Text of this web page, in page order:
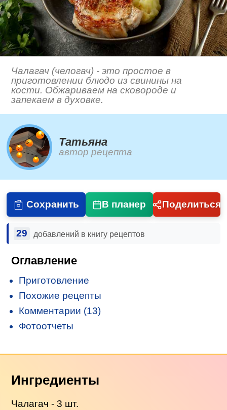
Чалагач (челогач) - это простое в
приготовлении блюдо из свинины на
кости. Обжариваем на сковороде и
запекаем в духовке.
Татьяна
автор рецепта
Сохранить В планер Поделиться
29 добавлений в книгу рецептов
Оглавление
Приготовление
Похожие рецепты
Комментарии (13)
Фотоотчеты
Ингредиенты
Чалагач - 3 шт.